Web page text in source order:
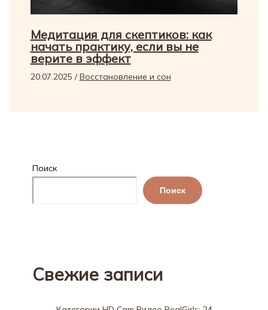
Медитация для скептиков: как
начать практику, если вы не
верите в эффект
20.07.2025 /Восстановление и сон
Поиск
Поиск
Свежие записи